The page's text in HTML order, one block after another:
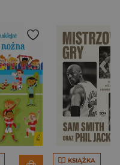
KSIĄŻKA